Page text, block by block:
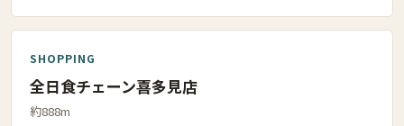
SHOPPING
全日食チェーン喜多見店
約888m